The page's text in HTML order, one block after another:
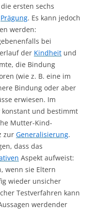
ersten sechs
Prägung. Es kann jedoch
werden:
bei
der Kindheit und
die Bindung
(wie z. B. eine im
Bindung oder aber
erwiesen. Im
konstant und bestimmt
Mutter-Kind-
zur Generalisierung.
dass das
Aspekt aufweist:
wenn sie Eltern
wieder unsicher
Testverfahren kann
werdender